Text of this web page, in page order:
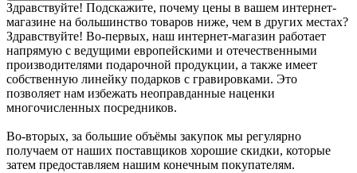
Здравствуйте! Подскажите, почему цены в вашем интернет-
магазине на большинство товаров ниже, чем в других местах?
Здравствуйте! Во-первых, наш интернет-магазин работает
напрямую с ведущими европейскими и отечественными
производителями подарочной продукции, а также имеет
собственную линейку подарков с гравировками. Это
позволяет нам избежать неоправданные наценки
многочисленных посредников.
Во-вторых, за большие объёмы закупок мы регулярно
получаем от наших поставщиков хорошие скидки, которые
затем предоставляем нашим конечным покупателям.